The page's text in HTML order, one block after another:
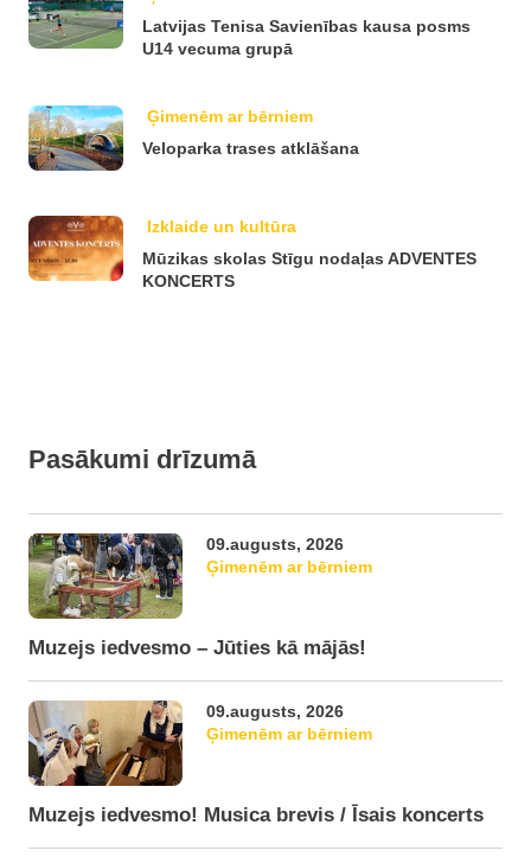
Latvijas Tenisa Savienības kausa posms
U14 vecuma grupā
Ģimenēm ar bērniem
Veloparka trases atklāšana
Izklaide un kultūra
Mūzikas skolas Stīgu nodaļas ADVENTES
KONCERTS
Pasākumi drīzumā
09.augusts, 2026
Ģimenēm ar bērniem
Muzejs iedvesmo – Jūties kā mājās!
09.augusts, 2026
Ģimenēm ar bērniem
Muzejs iedvesmo! Musica brevis / Īsais koncerts